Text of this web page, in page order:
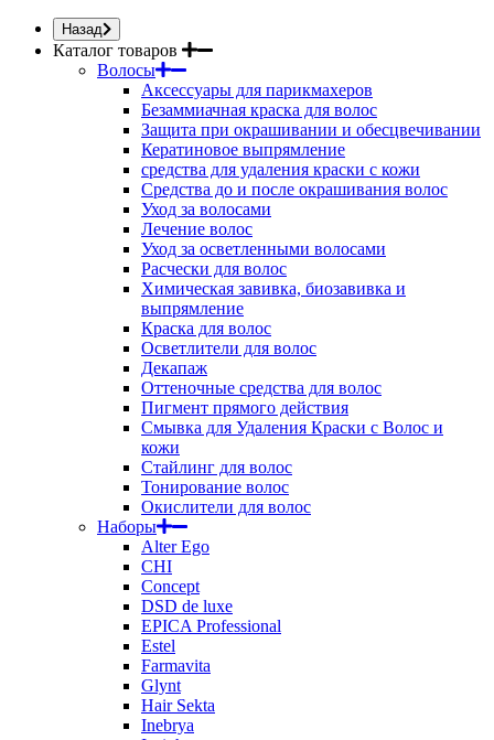
Назад
Каталог товаров
Волосы
Аксессуары для парикмахеров
Безаммиачная краска для волос
Защита при окрашивании и обесцвечивании
Кератиновое выпрямление
средства для удаления краски с кожи
Средства до и после окрашивания волос
Уход за волосами
Лечение волос
Уход за осветленными волосами
Расчески для волос
Химическая завивка, биозавивка и
выпрямление
Краска для волос
Осветлители для волос
Декапаж
Оттеночные средства для волос
Пигмент прямого действия
Смывка для Удаления Краски с Волос и
кожи
Стайлинг для волос
Тонирование волос
Окислители для волос
Наборы
Alter Ego
CHI
Concept
DSD de luxe
EPICA Professional
Estel
Farmavita
Glynt
Hair Sekta
Inebrya